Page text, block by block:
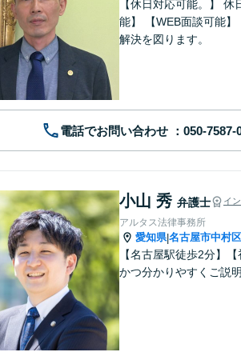
【休日対応可能。】 休日夜間
能】 【WEB面談可能】 「元官公庁職員／10年間クレームの多い部署に在籍」トラブル等に対し状況に応じて適切に問題
解決を図ります。
電話でお問い合わせ
小山 秀 弁護士 イ
アルタス法律事務所
愛知県|名古屋市中村区
【名古屋駅徒歩2分】
かつ分かりやすくご説